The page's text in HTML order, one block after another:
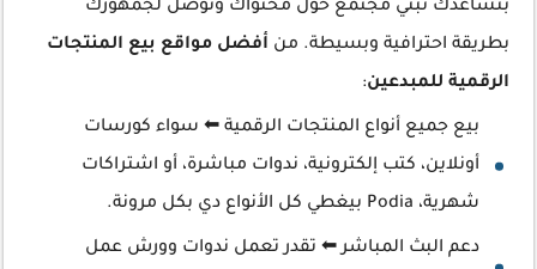
بتساعدك تبني مجتمع حول محتواك وتوصل لجمهورك
بطريقة احترافية وبسيطة. من أفضل مواقع بيع المنتجات
الرقمية للمبدعين:
بيع جميع أنواع المنتجات الرقمية ⬅ سواء كورسات
أونلاين، كتب إلكترونية، ندوات مباشرة، أو اشتراكات
شهرية، Podia بيغطي كل الأنواع دي بكل مرونة.
دعم البث المباشر ⬅ تقدر تعمل ندوات وورش عمل